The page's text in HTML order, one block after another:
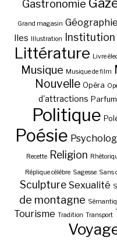
Gastronomie
Grand magasin Géographie
Iles Illustration Institution
Littérature Livre
Musique Musique de film
Nouvelle Opéra
d'attractions Parfum
Politique
Poésie
Recette Religion
Réplique célèbre Sagesse Sans
Sculpture Sexualité
de montagne
Tourisme Tradition Transport